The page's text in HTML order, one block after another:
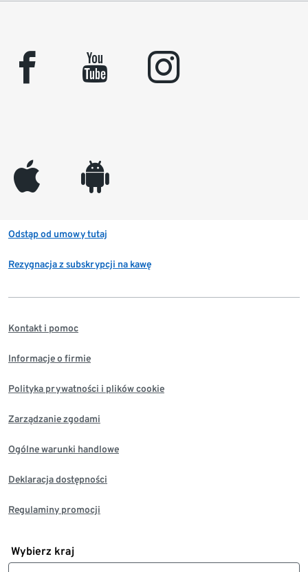
facebook youtube instagram
appleinc android
Odstąp od umowy tutaj
Rezygnacja z subskrypcji na kawę
Kontakt i pomoc
Informacje o firmie
Polityka prywatności i plików cookie
Zarządzanie zgodami
Ogólne warunki handlowe
Deklaracja dostępności
Regulaminy promocji
Wybierz kraj